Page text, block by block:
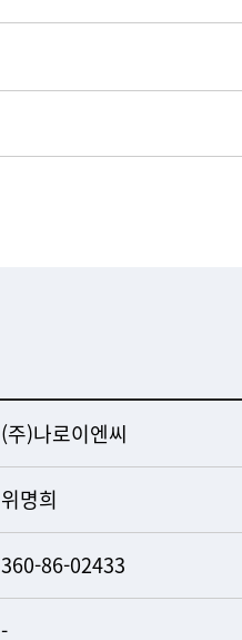
(주)나로이엔씨
위명희
360-86-02433
-